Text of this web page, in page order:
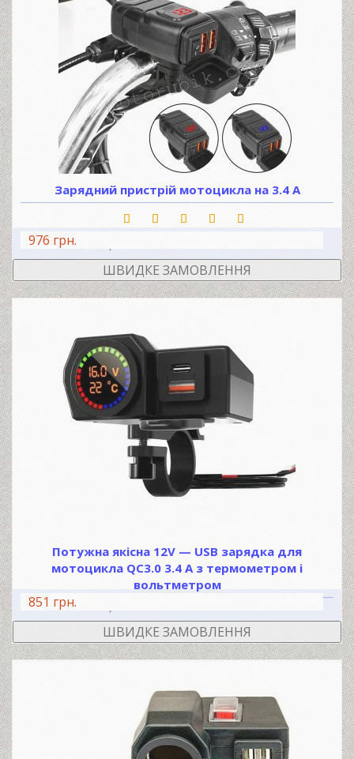
Зарядний пристрій мотоцикла на 3.4 А
976 грн.
ШВИДКЕ ЗАМОВЛЕННЯ
Потужна якісна 12V — USB зарядка для
мотоцикла QC3.0 3.4 A з термометром і
вольтметром
851 грн.
ШВИДКЕ ЗАМОВЛЕННЯ